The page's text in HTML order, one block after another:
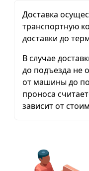
Доставка
транспортную
доставки до
В случае
до подъезда не
от машины до
проноса
зависит от